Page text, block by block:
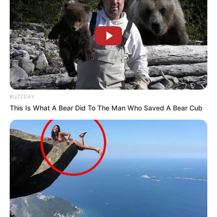
COMPARTIR
UNIRSE AL CANAL DE WHATSAPP
El Ministerio de Salud reveló este lunes que, en las
últimas 24 horas,se registraron 1.185 nuevos casos de
covid-19 en el país, mientras que el número de
Con estas cifras, que continúan reflejando un importante
descenso , el total de contagios en
4.942.249 y las muertes a 125.924.
Según el más reciente reporte del Ministerio de Salud, la
capital del país sumóhoy 1.447.935 nuevos casosy
27.561 muertes.
BUZZDAY
This Is What A Bear Did To The Man Who Saved A Bear Cub